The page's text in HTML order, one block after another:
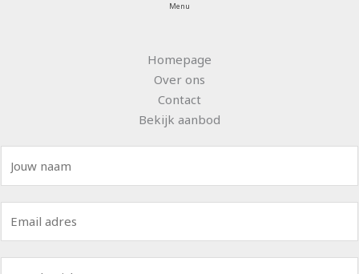
Menu
Homepage
Over ons
Contact
Bekijk aanbod